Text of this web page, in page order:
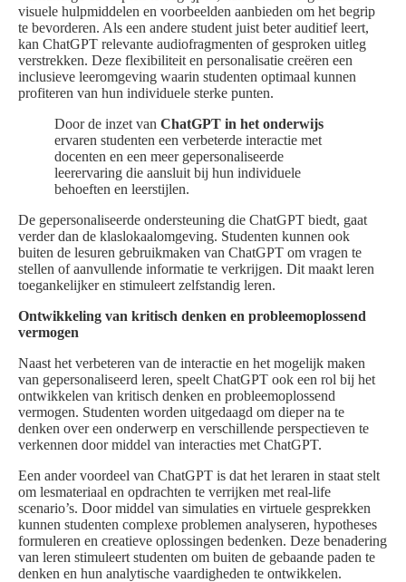
visuele hulpmiddelen en voorbeelden aanbieden om het begrip
te bevorderen. Als een andere student juist beter auditief leert,
kan ChatGPT relevante audiofragmenten of gesproken uitleg
verstrekken. Deze flexibiliteit en personalisatie creëren een
inclusieve leeromgeving waarin studenten optimaal kunnen
profiteren van hun individuele sterke punten.
Door de inzet van ChatGPT in het onderwijs
ervaren studenten een verbeterde interactie met
docenten en een meer gepersonaliseerde
leerervaring die aansluit bij hun individuele
behoeften en leerstijlen.
De gepersonaliseerde ondersteuning die ChatGPT biedt, gaat
verder dan de klaslokaalomgeving. Studenten kunnen ook
buiten de lesuren gebruikmaken van ChatGPT om vragen te
stellen of aanvullende informatie te verkrijgen. Dit maakt leren
toegankelijker en stimuleert zelfstandig leren.
Ontwikkeling van kritisch denken en probleemoplossend
vermogen
Naast het verbeteren van de interactie en het mogelijk maken
van gepersonaliseerd leren, speelt ChatGPT ook een rol bij het
ontwikkelen van kritisch denken en probleemoplossend
vermogen. Studenten worden uitgedaagd om dieper na te
denken over een onderwerp en verschillende perspectieven te
verkennen door middel van interacties met ChatGPT.
Een ander voordeel van ChatGPT is dat het leraren in staat stelt
om lesmateriaal en opdrachten te verrijken met real-life
scenario’s. Door middel van simulaties en virtuele gesprekken
kunnen studenten complexe problemen analyseren, hypotheses
formuleren en creatieve oplossingen bedenken. Deze benadering
van leren stimuleert studenten om buiten de gebaande paden te
denken en hun analytische vaardigheden te ontwikkelen.